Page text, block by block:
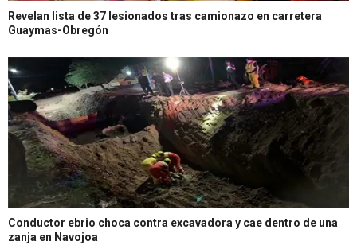
Revelan lista de 37 lesionados tras camionazo en carretera
Guaymas-Obregón
Conductor ebrio choca contra excavadora y cae dentro de una
zanja en Navojoa